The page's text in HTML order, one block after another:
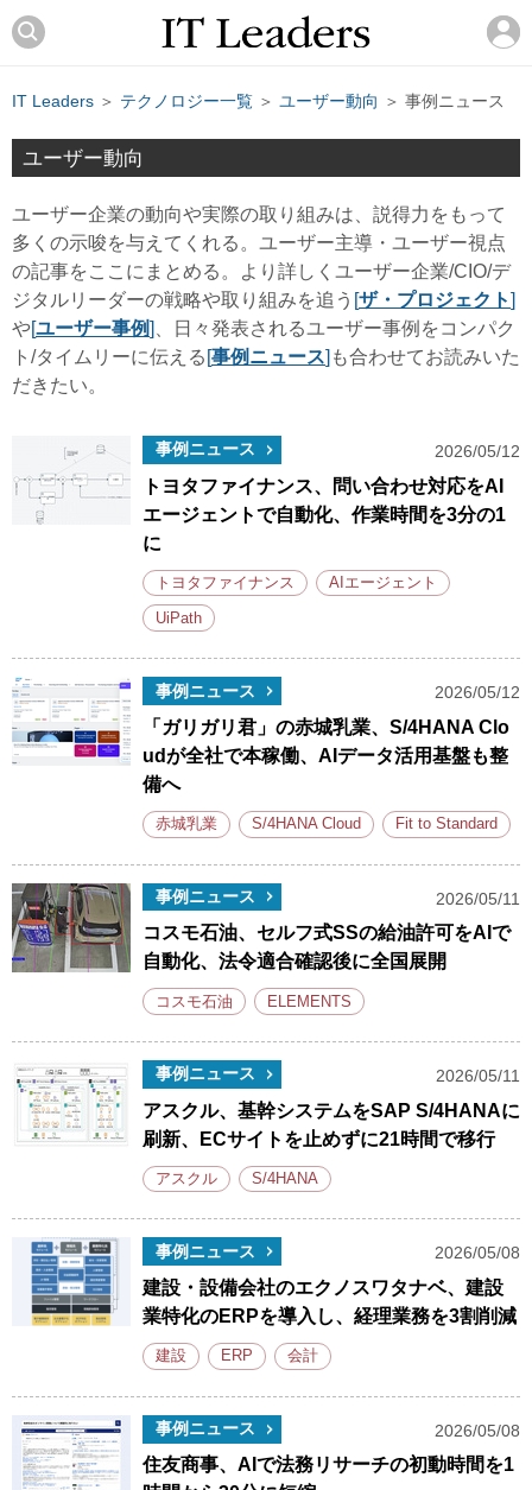
IT Leaders ＞ テクノロジー一覧 ＞ ユーザー動向 ＞ 事例ニュース
ユーザー動向
ユーザー企業の動向や実際の取り組みは、説得力をもって
多くの示唆を与えてくれる。ユーザー主導・ユーザー視点
の記事をここにまとめる。より詳しくユーザー企業/CIO/デ
ジタルリーダーの戦略や取り組みを追う [ザ・プロジェクト]
や[ユーザー事例]
、日々発表されるユーザー事例をコンパク
ト/タイムリーに伝える [事例ニュース] も合わせてお読みいた
だきたい。
事例ニュース 2026/05/12
トヨタファイナンス、問い合わせ対応をAI
エージェントで自動化、作業時間を3分の1
に
トヨタファイナンス AIエージェント
UiPath
事例ニュース 2026/05/12
「ガリガリ君」の赤城乳業、S/4HANA Clo
udが全社で本稼働、AIデータ活用基盤も整
備へ
赤城乳業 S/4HANA Cloud Fit to Standard
事例ニュース 2026/05/11
コスモ石油、セルフ式SSの給油許可をAIで
自動化、法令適合確認後に全国展開
コスモ石油 ELEMENTS
事例ニュース 2026/05/11
アスクル、基幹システムをSAP S/4HANAに
刷新、ECサイトを止めずに21時間で移行
アスクル S/4HANA
事例ニュース 2026/05/08
建設・設備会社のエクノスワタナベ、建設
業特化のERPを導入し、経理業務を3割削減
建設 ERP 会計
事例ニュース 2026/05/08
住友商事、AIで法務リサーチの初動時間を1